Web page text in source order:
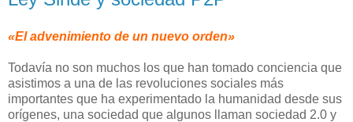
«El advenimiento de un nuevo orden»
Todavía no son muchos los que han tomado conciencia que
asistimos a una de las revoluciones sociales más
importantes que ha experimentado la humanidad desde sus
orígenes, una sociedad que algunos llaman sociedad 2.0 y